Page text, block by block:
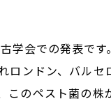
学会での発表で
ンドン、バル
のペスト菌の